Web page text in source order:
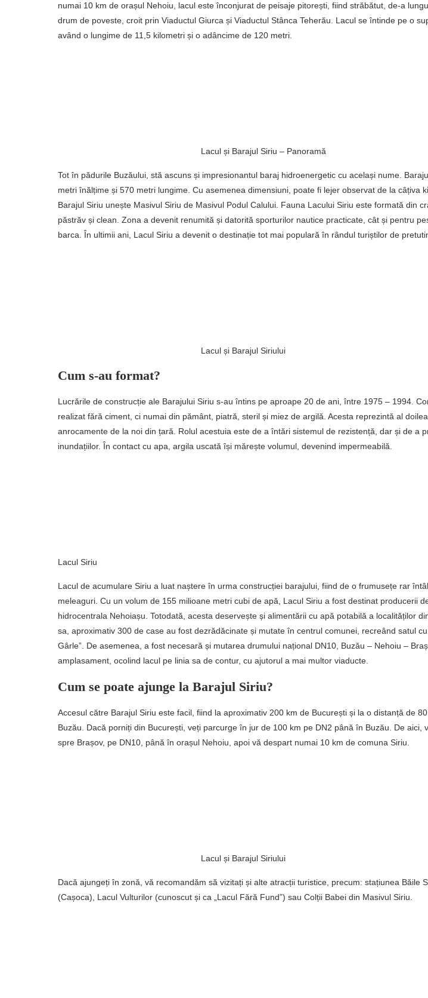
numai 10 km de orașul Nehoiu, lacul este înconjurat de peisaje pitorești, fiind străbătut, de-a
drum de poveste, croit prin Viaductul Giurca și Viaductul Stânca Teherău. Lacul se întinde pe o
având o lungime de 11,5 kilometri și o adâncime de 120 metri.
Lacul și Barajul Siriu – Panoramă
Tot în pădurile Buzăului, stă ascuns și impresionantul baraj hidroenergetic cu același nume.
metri înălțime și 570 metri lungime. Cu asemenea dimensiuni, poate fi lejer observat de la câțiva
Barajul Siriu unește Masivul Siriu de Masivul Podul Calului. Fauna Lacului Siriu este formată din
păstrăv și clean. Zona a devenit renumită și datorită sporturilor nautice practicate, cât și pentru
barca. În ultimii ani, Lacul Siriu a devenit o destinație tot mai populară în rândul turiștilor de
Lacul și Barajul Siriului
Cum s-au format?
Lucrările de construcție ale Barajului Siriu s-au întins pe aproape 20 de ani, între 1975 – 1994.
realizat fără ciment, ci numai din pământ, piatră, steril și miez de argilă. Acesta reprezintă al
anrocamente de la noi din țară. Rolul acestuia este de a întări sistemul de rezistență, dar și de a
inundațiilor. În contact cu apa, argila uscată își mărește volumul, devenind impermeabilă.
Lacul Siriu
Lacul de acumulare Siriu a luat naștere în urma construcției barajului, fiind de o frumusețe rar
meleaguri. Cu un volum de 155 milioane metri cubi de apă, Lacul Siriu a fost destinat producerii
hidrocentrala Nehoiașu. Totodată, acesta deservește și alimentării cu apă potabilă a localităților
sa, aproximativ 300 de case au fost dezrădăcinate și mutate în centrul comunei, recreând satul
Gârle”. De asemenea, a fost necesară și mutarea drumului național DN10, Buzău – Nehoiu –
amplasament, ocolind lacul pe linia sa de contur, cu ajutorul a mai multor viaducte.
Cum se poate ajunge la Barajul Siriu?
Accesul către Barajul Siriu este facil, fiind la aproximativ 200 km de București și la o distanță de
Buzău. Dacă porniți din București, veți parcurge în jur de 100 km pe DN2 până în Buzău. De aici,
spre Brașov, pe DN10, până în orașul Nehoiu, apoi vă despart numai 10 km de comuna Siriu.
Lacul și Barajul Siriului
Dacă ajungeți în zonă, vă recomandăm să vizitați și alte atracții turistice, precum: stațiunea Băile
(Cașoca), Lacul Vulturilor (cunoscut și ca „Lacul Fără Fund”) sau Colții Babei din Masivul Siriu.